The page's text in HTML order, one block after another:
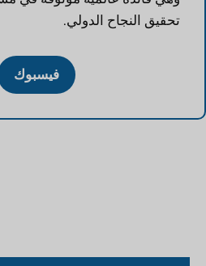
تحقيق النجاح الدولي.
فيسبوك